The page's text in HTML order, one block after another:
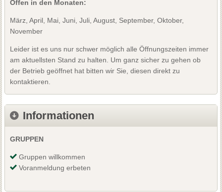
Offen in den Monaten:
März, April, Mai, Juni, Juli, August, September, Oktober,
November
Leider ist es uns nur schwer möglich alle Öffnungszeiten immer
am aktuellsten Stand zu halten. Um ganz sicher zu gehen ob
der Betrieb geöffnet hat bitten wir Sie, diesen direkt zu
kontaktieren.
Informationen
GRUPPEN
Gruppen willkommen
Voranmeldung erbeten